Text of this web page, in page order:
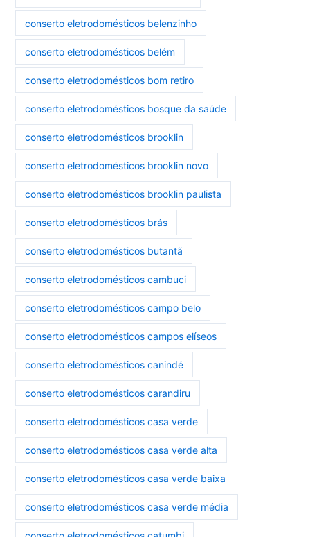
conserto eletrodomésticos belenzinho
conserto eletrodomésticos belém
conserto eletrodomésticos bom retiro
conserto eletrodomésticos bosque da saúde
conserto eletrodomésticos brooklin
conserto eletrodomésticos brooklin novo
conserto eletrodomésticos brooklin paulista
conserto eletrodomésticos brás
conserto eletrodomésticos butantã
conserto eletrodomésticos cambuci
conserto eletrodomésticos campo belo
conserto eletrodomésticos campos elíseos
conserto eletrodomésticos canindé
conserto eletrodomésticos carandiru
conserto eletrodomésticos casa verde
conserto eletrodomésticos casa verde alta
conserto eletrodomésticos casa verde baixa
conserto eletrodomésticos casa verde média